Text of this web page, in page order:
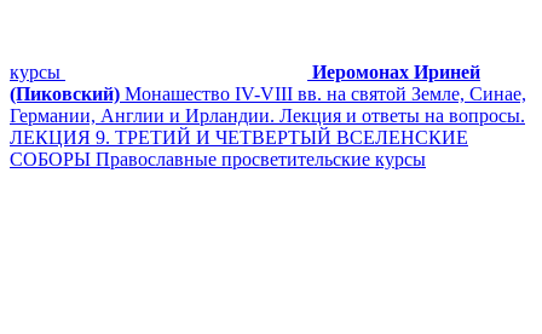
курсы
Иеромонах Ириней
(Пиковский) Монашество IV-VIII вв. на святой Земле, Синае,
Германии, Англии и Ирландии. Лекция и ответы на вопросы.
ЛЕКЦИЯ 9. ТРЕТИЙ И ЧЕТВЕРТЫЙ ВСЕЛЕНСКИЕ
СОБОРЫ Православные просветительские курсы